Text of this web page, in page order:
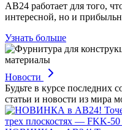
АВ24 работает для того,
интересной, но и
Узнать больше
Новости
Будьте в курсе последних
статьи и новости из мира